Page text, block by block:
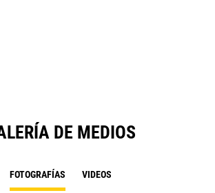
DE MEDIOS
FOTOGRAFÍAS VIDEOS